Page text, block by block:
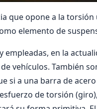
que opone a la
elemento de
empleadas, en la
vehí­culos. También
si a una barra de
de torsión